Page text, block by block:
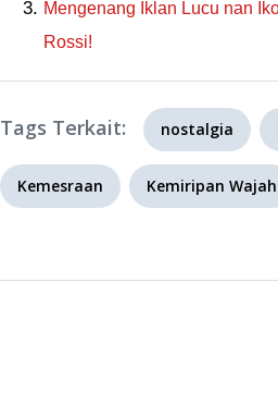
Mengenang Iklan Lucu nan
Rossi!
Tags Terkait: nostalgia
Kemesraan Kemiripan Wajah